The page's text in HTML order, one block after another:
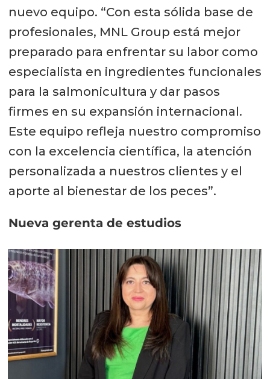
nuevo equipo. “Con esta sólida base de
profesionales, MNL Group está mejor
preparado para enfrentar su labor como
especialista en ingredientes funcionales
para la salmonicultura y dar pasos
firmes en su expansión internacional.
Este equipo refleja nuestro compromiso
con la excelencia científica, la atención
personalizada a nuestros clientes y el
aporte al bienestar de los peces”.
Nueva gerenta de estudios